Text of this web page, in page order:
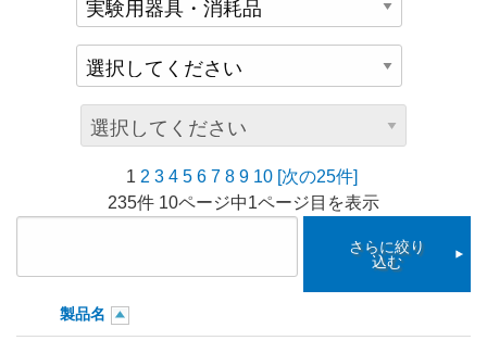
1 2 3 4 5 6 7 8 9 10 [次の25件]
235件 10ページ中1ページ目を表示
さらに絞り
込む
製品名